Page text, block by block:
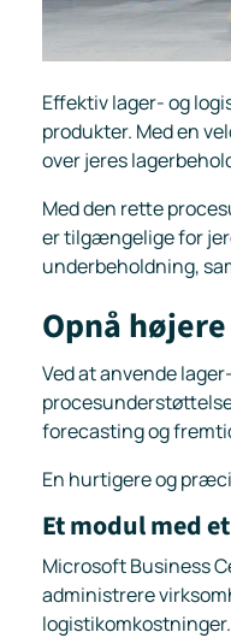
Effektiv lager- og
produkter. Med en
over jeres
Med den rette
er tilgængelige for
underbeholdning,
Opnå
Ved at anvende
forecasting og
En hurtigere og
Et modul med
Microsoft Business
administrere
logistikomkostninger.